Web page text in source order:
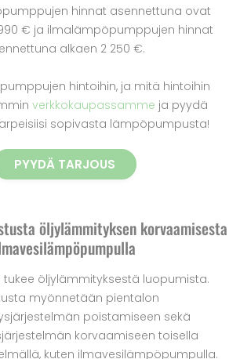
hinnat asennettuna ovat
€ ja ilmalämpöpumppujen hinnat
alkaen 2 250 €.
hintoihin, ja mitä hintoihin
verkkokaupassamme ja pyydä
sopivasta lämpöpumpusta!
PYYDÄ TARJOUS
öljylämmityksen korvaamisesta
tukee öljylämmityksestä luopumista.
myönnetään pientalon
poistamiseen sekä
korvaamiseen toisella
kuten ilmavesilämpöpumpulla.